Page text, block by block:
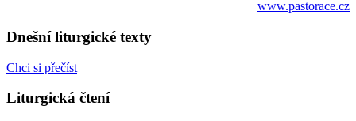
www.pastorace.cz
Dnešní liturgické texty
Chci si přečíst
Liturgická čtení